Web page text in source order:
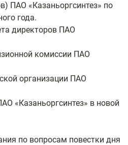
ПАО «Казаньоргсинтез» по
года.
директоров ПАО
комиссии ПАО
организации ПАО
«Казаньоргсинтез» в новой
по вопросам повестки дня